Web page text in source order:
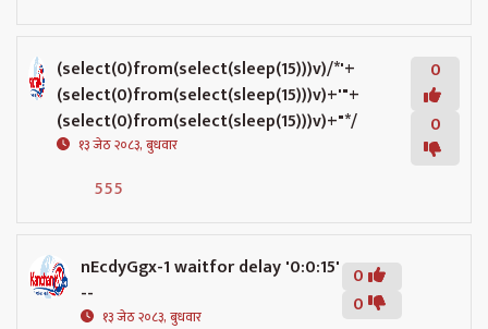
(select(0)from(select(sleep(15)))v)/*'+
(select(0)from(select(sleep(15)))v)+'"+
(select(0)from(select(sleep(15)))v)+"*/
१३ जेठ २०८३, बुधवार
0
0
555
nEcdyGgx-1 waitfor delay '0:0:15'
--
१३ जेठ २०८३, बुधवार
0
0